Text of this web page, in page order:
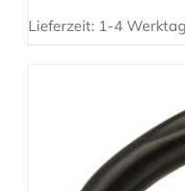
Lieferzeit: 1-4